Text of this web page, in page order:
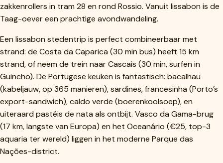
zakkenrollers in tram 28 en rond Rossio. Vanuit lissabon is de
Taag-oever een prachtige avondwandeling.
Een lissabon stedentrip is perfect combineerbaar met
strand: de Costa da Caparica (30 min bus) heeft 15 km
strand, of neem de trein naar Cascais (30 min, surfen in
Guincho). De Portugese keuken is fantastisch: bacalhau
(kabeljauw, op 365 manieren), sardines, francesinha (Porto’s
export-sandwich), caldo verde (boerenkoolsoep), en
uiteraard pastéis de nata als ontbijt. Vasco da Gama-brug
(17 km, langste van Europa) en het Oceanário (€25, top-3
aquaria ter wereld) liggen in het moderne Parque das
Nações-district.